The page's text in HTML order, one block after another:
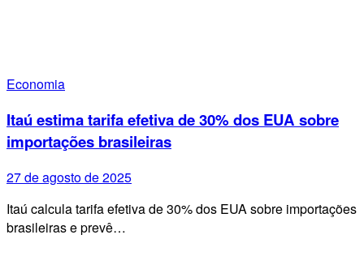
Economia
Itaú estima tarifa efetiva de 30% dos EUA sobre
importações brasileiras
27 de agosto de 2025
Itaú calcula tarifa efetiva de 30% dos EUA sobre importações
brasileiras e prevê…